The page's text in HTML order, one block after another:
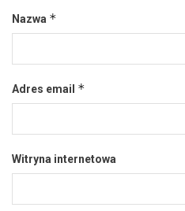
Nazwa *
Adres email *
Witryna internetowa